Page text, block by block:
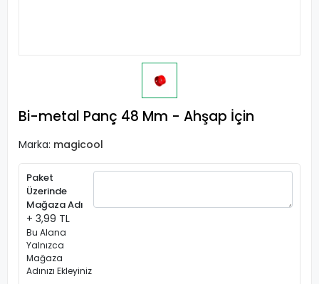
Bi-metal Panç 48 Mm - Ahşap İçin
Marka: magicool
Paket
Üzerinde
Mağaza Adı
+ 3,99 TL
Bu Alana
Yalnızca
Mağaza
Adınızı Ekleyiniz